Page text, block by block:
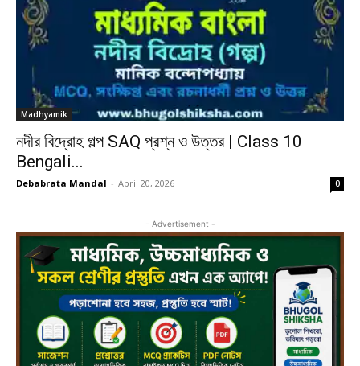
Madhyamik
নদীর বিদ্রোহ গল্প SAQ প্রশ্ন ও উত্তর | Class 10
Bengali...
Debabrata Mandal - April 20, 2026 0
- Advertisement -